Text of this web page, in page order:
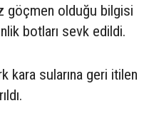
göçmen olduğu bilgisi
botları sevk edildi.
kara sularına geri itilen